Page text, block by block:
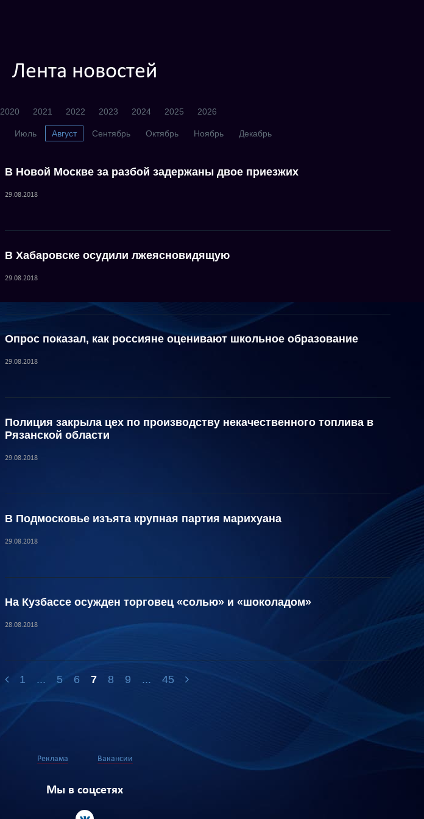
Лента новостей
2020 2021 2022 2023 2024 2025 2026
Июль Август Сентябрь Октябрь Ноябрь Декабрь
В Новой Москве за разбой задержаны двое приезжих
29.08.2018
В Хабаровске осудили лжеясновидящую
29.08.2018
Опрос показал, как россияне оценивают школьное образование
29.08.2018
Полиция закрыла цех по производству некачественного топлива в
Рязанской области
29.08.2018
В Подмосковье изъята крупная партия марихуана
29.08.2018
На Кузбассе осужден торговец «солью» и «шоколадом»
28.08.2018
1 ... 5 6 7 8 9 ... 45
Реклама Вакансии
Мы в соцсетях